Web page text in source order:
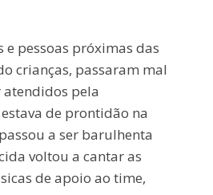
e pessoas próximas das
crianças, passaram mal
atendidos pela
de prontidão na
a ser barulhenta
voltou a cantar as
de apoio ao time,